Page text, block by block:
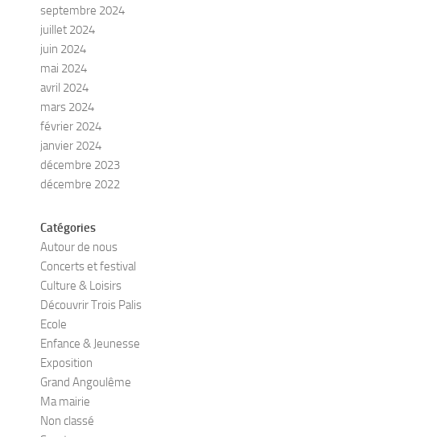
septembre 2024
juillet 2024
juin 2024
mai 2024
avril 2024
mars 2024
février 2024
janvier 2024
décembre 2023
décembre 2022
Catégories
Autour de nous
Concerts et festival
Culture & Loisirs
Découvrir Trois Palis
Ecole
Enfance & Jeunesse
Exposition
Grand Angoulême
Ma mairie
Non classé